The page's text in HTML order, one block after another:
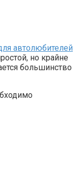
автолюбителей
но крайне
большинство